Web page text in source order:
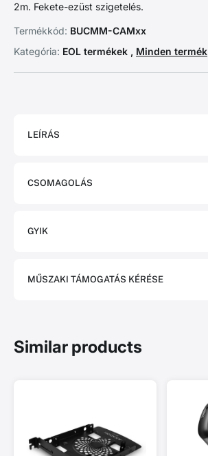
2m. Fekete-ezüst szigetelés.
Termékkód: BUCMM-CAMxx
Kategória: EOL termékek , Minden termék
LEÍRÁS
CSOMAGOLÁS
GYIK
MŰSZAKI TÁMOGATÁS KÉRÉSE
Similar products